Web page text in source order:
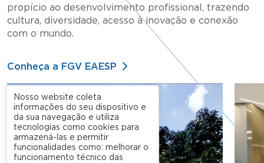
propício ao desenvolvimento profissional, trazendo
cultura, diversidade, acesso à inovação e conexão
com o mundo.
Conheça a FGV EAESP
Nosso website coleta
informações do seu dispositivo e
da sua navegação e utiliza
tecnologias como cookies para
armazená-las e permitir
funcionalidades como: melhorar o
funcionamento técnico das